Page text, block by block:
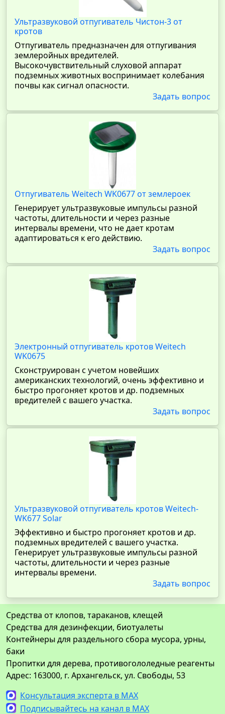
Ультразвуковой отпугиватель Чистон-3 от
кротов
Отпугиватель предназначен для отпугивания
землеройных вредителей.
Высокочувствительный слуховой аппарат
подземных животных воспринимает колебания
почвы как сигнал опасности.
Задать вопрос
Отпугиватель Weitech WK0677 от землероек
Генерирует ультразвуковые импульсы разной
частоты, длительности и через разные
интервалы времени, что не дает кротам
адаптироваться к его действию.
Задать вопрос
Электронный отпугиватель кротов Weitech
WK0675
Сконструирован с учетом новейших
американских технологий, очень эффективно и
быстро прогоняет кротов и др. подземных
вредителей с вашего участка.
Задать вопрос
Ультразвуковой отпугиватель кротов Weitech-
WK677 Solar
Эффективно и быстро прогоняет кротов и др.
подземных вредителей с вашего участка.
Генерирует ультразвуковые импульсы разной
частоты, длительности и через разные
интервалы времени.
Задать вопрос
Средства от клопов, тараканов, клещей
Средства для дезинфекции, биотуалеты
Контейнеры для раздельного сбора мусора, урны,
баки
Пропитки для дерева, противогололедные реагенты
Адрес: 163000, г. Архангельск, ул. Свободы, 53
Консультация эксперта в MAX
Подписывайтесь на канал в MAX